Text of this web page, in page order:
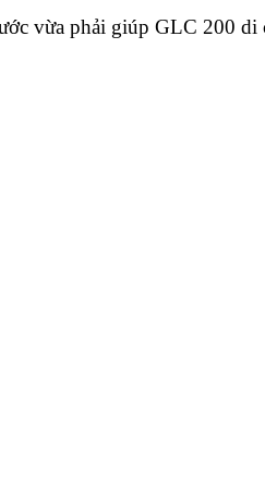
vừa phải giúp GLC 200 di